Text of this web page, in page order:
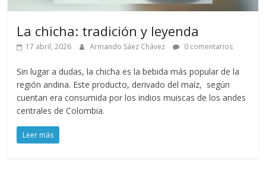
La chicha: tradición y leyenda
17 abril, 2026 Armando Sáez Chávez 0 comentarios
Sin lugar a dudas, la chicha es la bebida más popular de la
región andina. Este producto, derivado del maíz, según
cuentan era consumida por los indios muiscas de los andes
centrales de Colombia.
Leer más